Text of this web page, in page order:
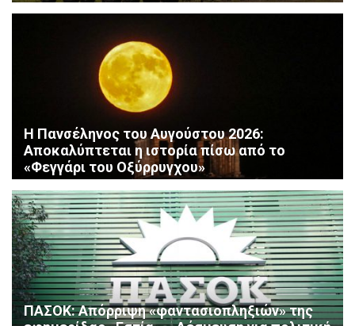
Η Πανσέληνος του Αυγούστου 2026:
Αποκαλύπτεται η ιστορία πίσω από το
«Φεγγάρι του Οξύρρυγχου»
ΠΑΣΟΚ: Απόρριψη «φαντασιοπληξιών» της